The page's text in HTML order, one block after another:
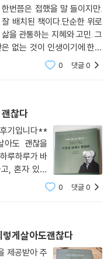
번쯤은 접했을 말 들이지만.
배치된 책이다.단순한 위로
을 관통하는 지혜와 고민. 그
없는 것이 인생이기에.한번
가 있따.
0 댓글0
찮다
기입니다**
도 괜찮을
루하루가 바
, 혼자 있는
럴 때 읽으면
0 댓글0
게살아도괜찮다
제공받아 주